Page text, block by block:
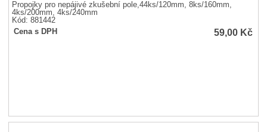
Propojky pro nepájivé zkušební pole,44ks/120mm, 8ks/160mm,
4ks/200mm, 4ks/240mm
Kód: 881442
Cena s DPH
59,00 Kč